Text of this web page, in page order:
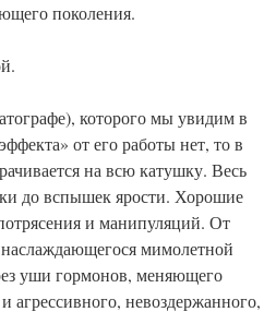
поколения.
которого мы увидим в
от его работы нет, то в
на всю катушку. Весь
до вспышек ярости. Хорошие
и манипуляций. От
наслаждающегося мимолетной
уши гормонов, меняющего
агрессивного, невоздержанного,